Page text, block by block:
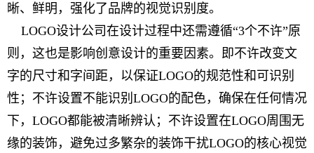
晰、鲜明，强化了品牌的视觉识别度。
LOGO设计公司在设计过程中还需遵循“3个不许”原
则，这也是影响创意设计的重要因素。即不许改变文
字的尺寸和字间距，以保证LOGO的规范性和可识别
性；不许设置不能识别LOGO的配色，确保在任何情况
下，LOGO都能被清晰辨认；不许设置在LOGO周围无
缘的装饰，避免过多繁杂的装饰干扰LOGO的核心视觉